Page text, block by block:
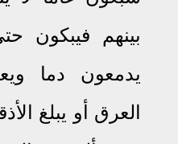
بينهم فيبكون
يدمعون دما
العرق أو يبلغ